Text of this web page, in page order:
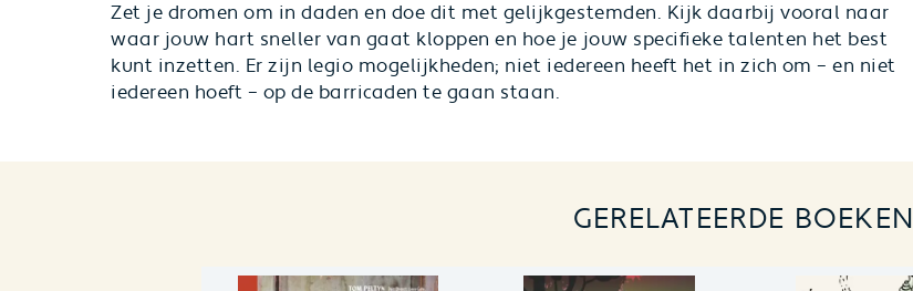
Zet je dromen om in daden en doe dit met gelijkgestemden. Kijk daarbij vooral naar
waar jouw hart sneller van gaat kloppen en hoe je jouw specifieke talenten het best
kunt inzetten. Er zijn legio mogelijkheden; niet iedereen heeft het in zich om – en niet
iedereen hoeft – op de barricaden te gaan staan.
GERELATEERDE BOEKEN